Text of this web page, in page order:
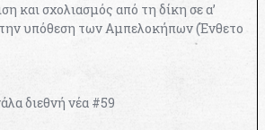
και σχολιασμός από τη δίκη σε α’
υπόθεση των Αμπελοκήπων (Ένθετο
διεθνή νέα #59